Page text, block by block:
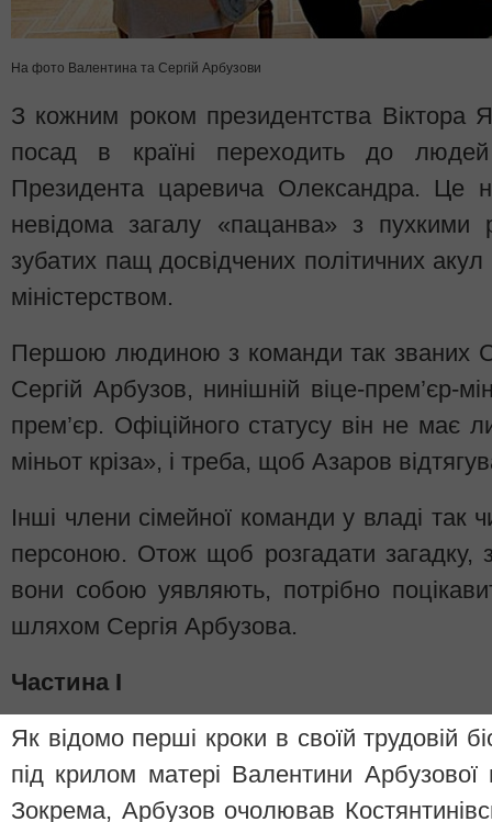
На фото Валентина та Сергій Арбузови
З кожним роком президентства Віктора
посад в країні переходить до
Президента царевича Олександра. Це
невідома загалу «пацанва» з
зубатих пащ досвідчених політичних акул
міністерством.
Першою людиною з команди так званих
Сергій Арбузов, нинішній віце-прем’єр-
прем’єр. Офіційного статусу він не має
міньот кріза», і треба, щоб Азаров
Інші члени сімейної команди у владі так
персоною. Отож щоб розгадати загадку,
вони собою уявляють, потрібно
шляхом Сергія Арбузова.
Частина І
Як відомо перші кроки в своїй трудовій
під крилом матері Валентини
Зокрема, Арбузов очолював